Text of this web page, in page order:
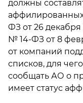
должны
аффилированных
ФЗ от 26 декабря
№ 14-ФЗ от 8
от компаний
списков, для
сообщать АО о
имеет статус